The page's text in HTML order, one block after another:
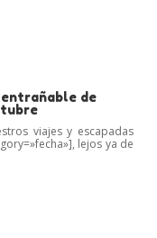
de
viajes y escapadas
lejos ya de